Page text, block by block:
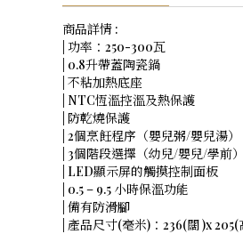
商品詳情 :
| 功率：250-300瓦
| 0.8升帶蓋陶瓷鍋
| 不粘加熱底座
| NTC恆溫控溫及熱保護
| 防乾燒保護
| 2個烹飪程序（嬰兒粥/嬰兒湯）
| 3個階段選擇（幼兒/嬰兒/學前）
| LED顯示屏的觸摸控制面板
| 0.5 – 9.5 小時保溫功能
| 備有防滑腳
| 產品尺寸(毫米)：236(闊 )x